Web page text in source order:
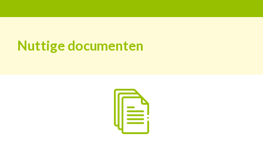
Nuttige documenten